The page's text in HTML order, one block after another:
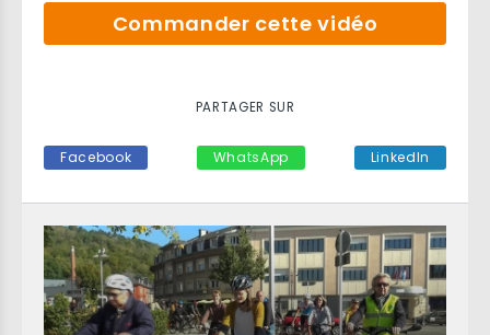
Commander cette vidéo
PARTAGER SUR
Facebook WhatsApp LinkedIn